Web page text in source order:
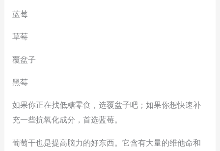
蓝莓
草莓
覆盆子
黑莓
如果你正在找低糖零食，选覆盆子吧；如果你想快速补
充一些抗氧化成分，首选蓝莓。
葡萄干也是提高脑力的好东西。它含有大量的维他命和